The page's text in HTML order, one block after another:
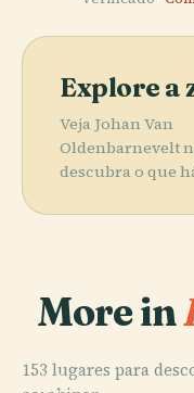
Explore a
Veja Johan Van
Oldenbarnevelt
descubra o que
More in
153 lugares para
PLACE